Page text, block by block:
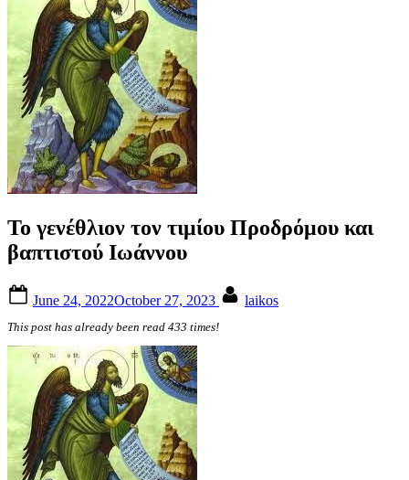
Το γενέθλιον τον τιμίου Προδρόμου και
βαπτιστού Ιωάννου
on
June 24, 2022October 27, 2023 laikos
This post has already been read 433 times!